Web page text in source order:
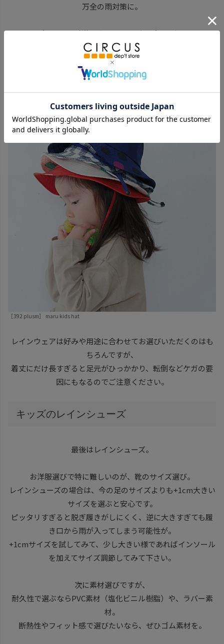
万全の雨対策に。
ジャンプスーツは砂遊びやワークなどのプレイウェアとし
て、お洋服の汚れ防止に。
帽子は熱中症対策や、水際レジャーにと普段使いにも最適で
す。
［392 plusm］ maru kids hat
レインウェアは好みや用途に合わせてお選びいただくのはも
ちろんですが、
着丈にだけ長すぎると足元がひっかかり、転倒などケガの要
因にもなるのでご注意ください。
キッズのレインシューズ
最後はレインシューズ。
お洋服選びで特に難しいのが、靴のサイズ選び。
レインシューズの場合は、今の足のサイズよりも+1cm大きい
サイズを選ぶと安心です。
ピッタリすぎると脱ぎ履きがしにくく、逆に大きすぎても履
き口から雨が入ってしまう可能性が。
+1cmサイズを試してみて、少し大きい様であればインソール
を加えてサイズ調節してみて下さい。
次に素材選びですが、
耐久性で選ぶならPVC素材（塩化ビニル樹脂）や、ラバー素
材。
断熱性やフィット感で選びたいなら、ぜひゴム素材を。